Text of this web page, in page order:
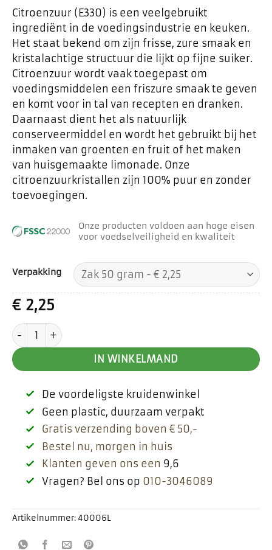
Citroenzuur (E330) is een veelgebruikt
ingrediënt in de voedingsindustrie en keuken.
Het staat bekend om zijn frisse, zure smaak en
kristalachtige structuur die lijkt op fijne suiker.
Citroenzuur wordt vaak toegepast om
voedingsmiddelen een friszure smaak te geven
en komt voor in tal van recepten en dranken.
Daarnaast dient het als natuurlijk
conserveermiddel en wordt het gebruikt bij het
inmaken van groenten en fruit of het maken
van huisgemaakte limonade. Onze
citroenzuurkristallen zijn 100% puur en zonder
toevoegingen.
Onze producten voldoen aan hoge eisen
voor voedselveiligheid en kwaliteit
Verpakking
€2,25
Citroenzuur aantal
IN WINKELMAND
De voordeligste kruidenwinkel
Geen plastic, duurzaam verpakt
Gratis verzending boven € 50,-
Bestel nu, morgen in huis
Klanten geven ons een 9,6
Vragen? Bel ons op 010-3046089
Artikelnummer:40006L